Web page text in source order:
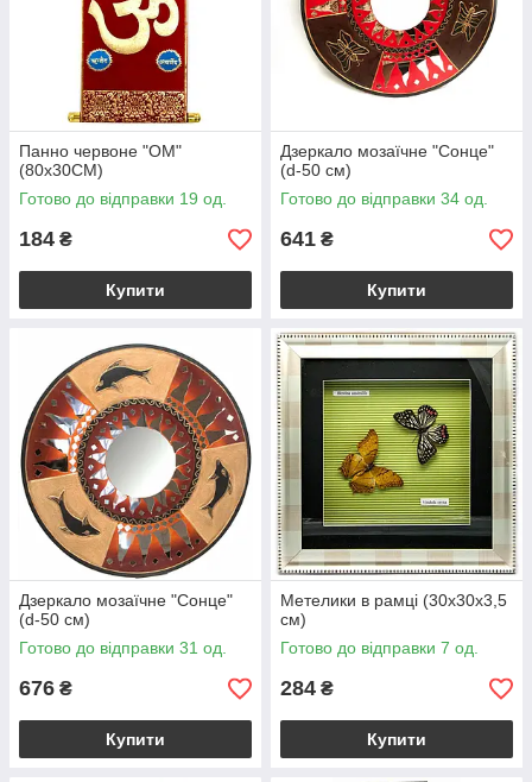
Панно червоне "ОМ"
(80х30CM)
Готово до відправки 19 од.
184 ₴
Купити
Дзеркало мозаїчне "Сонце"
(d-50 cм)
Готово до відправки 34 од.
641 ₴
Купити
Дзеркало мозаїчне "Сонце"
(d-50 cм)
Готово до відправки 31 од.
676 ₴
Купити
Метелики в рамці (30х30х3,5
см)
Готово до відправки 7 од.
284 ₴
Купити